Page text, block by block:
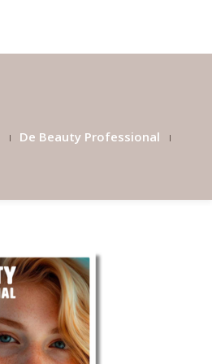
De Beauty Professional